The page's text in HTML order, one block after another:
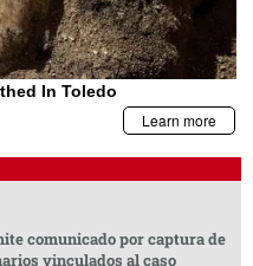
comunicado por captura de
vinculados al caso